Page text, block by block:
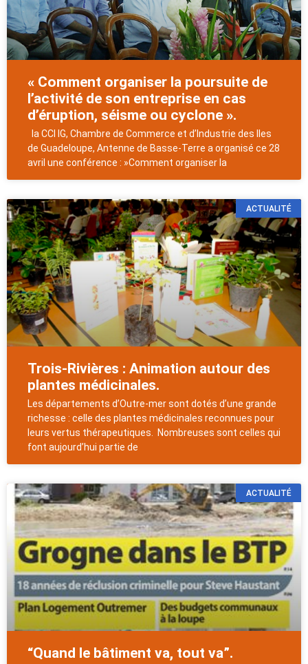
« Comment organiser la poursuite de
l’activité de son entreprise en cas
d’éruption, séisme ou cyclone ».
la CCI IG, Chambre de Commerce et d’Industrie des Iles
de Guadeloupe, Antenne de Basse-Terre a organisé ce 28
avril une conférence : »Comment organiser la
ACTUALITÉ
Trois-Rivières : Animation autour des
plantes médicinales.
Les départements d’Outre-mer sont dotés d’une grande
richesse : celle des plantes médicinales reconnues pour
leurs vertus thérapeutiques. Nombreuses sont celles qui
font aujourd’hui partie de
ACTUALITÉ
“Quand le bâtiment va, tout va”.